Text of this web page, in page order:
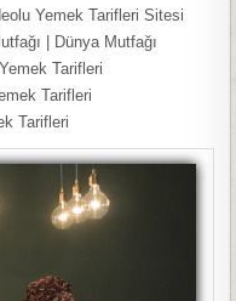
Yemek Tarifleri Sitesi
| Dünya Mutfağı
Tarifleri
Tarifleri
Tarifleri